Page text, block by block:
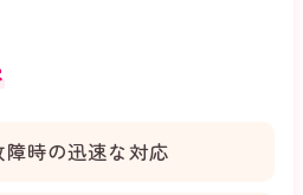
時の迅速な対応